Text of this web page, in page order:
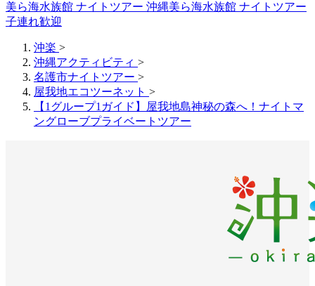
美ら海水族館 ナイトツアー 沖縄美ら海水族館 ナイトツアー
子連れ歓迎
沖楽 >
沖縄アクティビティ >
名護市ナイトツアー >
屋我地エコツーネット >
【1グループ1ガイド】屋我地島神秘の森へ！ナイトマ
ングローブプライベートツアー